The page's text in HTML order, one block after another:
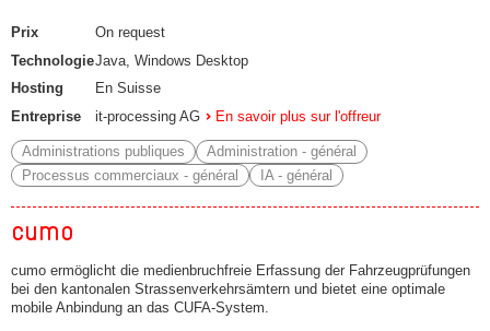
Prix
On request
TechnologieJava, Windows Desktop
Hosting
En Suisse
Entreprise
it-processing AG En savoir plus sur l'offreur
Administrations publiques
Administration - général
Processus commerciaux - général
IA - général
cumo
cumo ermöglicht die medienbruchfreie Erfassung der Fahrzeugprüfungen
bei den kantonalen Strassenverkehrsämtern und bietet eine optimale
mobile Anbindung an das CUFA-System.